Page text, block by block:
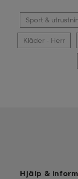
Sport &
Kläder - Herr
Hjälp &